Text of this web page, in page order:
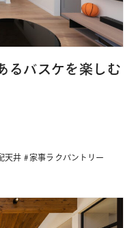
るバスケを楽しむ
天井
家事ラクパントリー